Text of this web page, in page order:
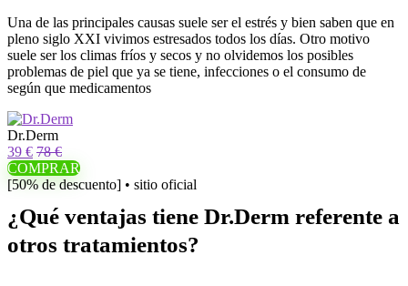
Una de las principales causas suele ser el estrés y bien saben que en
pleno siglo XXI vivimos estresados todos los días. Otro motivo
suele ser los climas fríos y secos y no olvidemos los posibles
problemas de piel que ya se tiene, infecciones o el consumo de
según que medicamentos
Dr.Derm
39 € 78 €
COMPRAR
[50% de descuento] • sitio oficial
¿Qué ventajas tiene Dr.Derm referente a
otros tratamientos?